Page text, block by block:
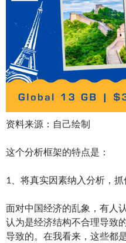
资料来源：自己绘制
这个分析框架的特点是：
1、将真实因素纳入分析，抓
面对中国经济的乱象，有人
认为是经济结构不合理导致
导致的。在我看来，这些都是